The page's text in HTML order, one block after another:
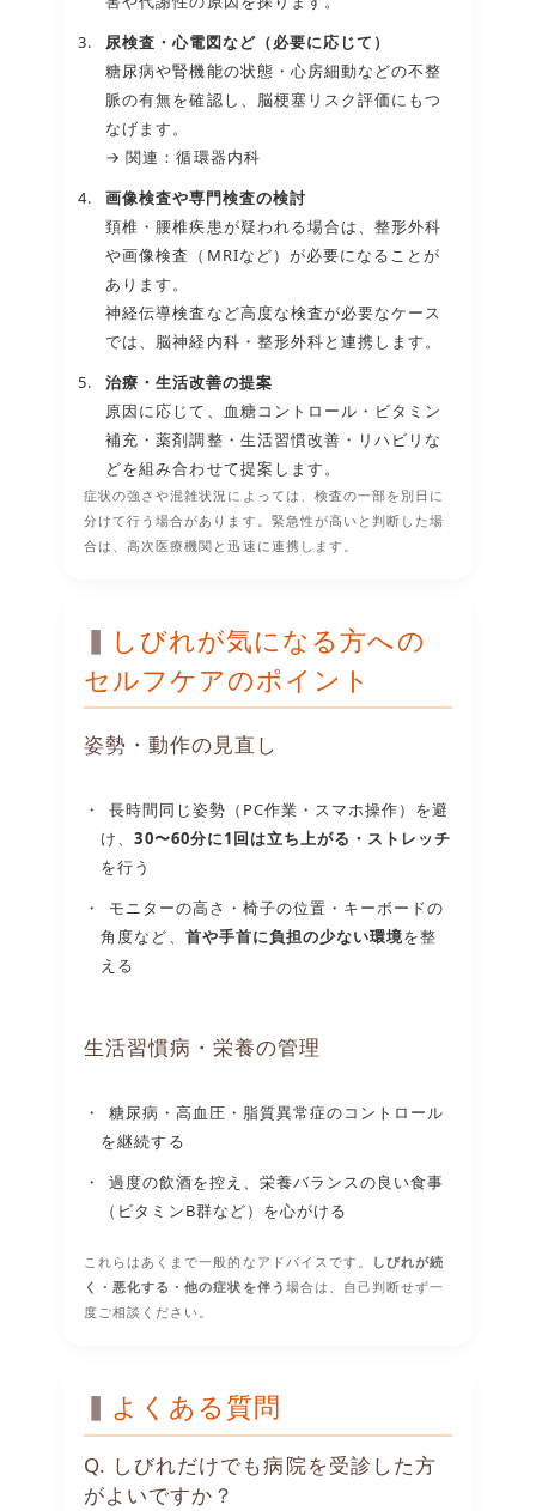
尿検査・心電図など（必要に応じて）
糖尿病や腎機能の状態・心房細動などの不整
脈の有無を確認し、脳梗塞リスク評価にもつ
なげます。
→ 関連：循環器内科
画像検査や専門検査の検討
頚椎・腰椎疾患が疑われる場合は、整形外科
や画像検査（MRIなど）が必要になることが
あります。
神経伝導検査など高度な検査が必要なケース
では、脳神経内科・整形外科と連携します。
治療・生活改善の提案
原因に応じて、血糖コントロール・ビタミン
補充・薬剤調整・生活習慣改善・リハビリな
どを組み合わせて提案します。
症状の強さや混雑状況によっては、検査の一部を別日に
分けて行う場合があります。緊急性が高いと判断した場
合は、高次医療機関と迅速に連携します。
しびれが気になる方への
セルフケアのポイント
姿勢・動作の見直し
長時間同じ姿勢（PC作業・スマホ操作）を避
け、30〜60分に1回は立ち上がる・ストレッチ
を行う
モニターの高さ・椅子の位置・キーボードの
角度など、 首や手首に負担の少ない環境を整
える
生活習慣病・栄養の管理
糖尿病・高血圧・脂質異常症のコントロール
を継続する
過度の飲酒を控え、栄養バランスの良い食事
（ビタミンB群など）を心がける
これらはあくまで一般的なアドバイスです。
しびれが続
く・悪化する・他の症状を伴う 場合は、自己判断せず一
度ご相談ください。
よくある質問
Q. しびれだけでも病院を受診した方
がよいですか？